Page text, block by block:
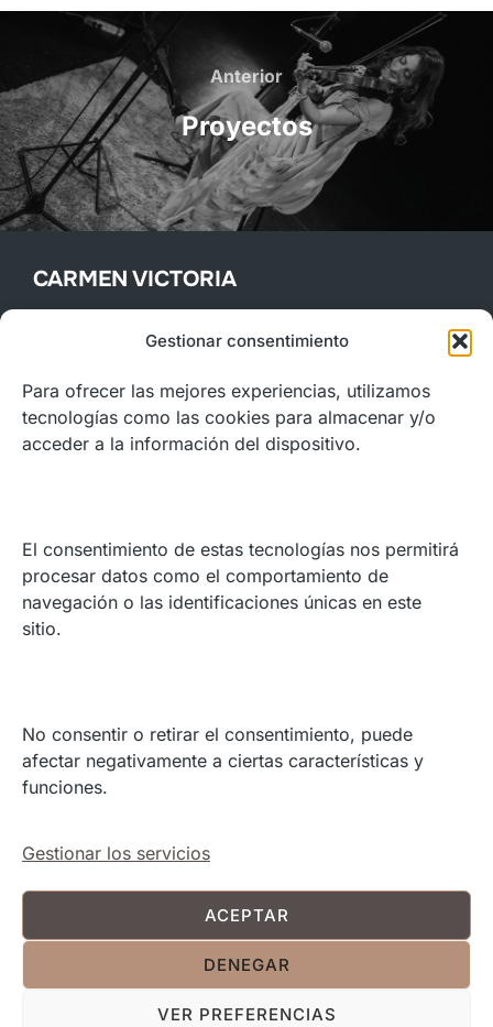
Gestionar consentimiento
Para ofrecer las mejores experiencias, utilizamos
tecnologías como las cookies para almacenar y/o
acceder a la información del dispositivo.
El consentimiento de estas tecnologías nos permitirá
procesar datos como el comportamiento de
navegación o las identificaciones únicas en este
sitio.
No consentir o retirar el consentimiento, puede
afectar negativamente a ciertas características y
funciones.
Gestionar los servicios
ACEPTAR
DENEGAR
VER PREFERENCIAS
Navegación
de
entradas
Anterior
Anterior
Proyectos
CARMEN VICTORIA
Violinista de trayectoria internacional en Europa y América,
con experiencia en la Filarmónica de Berlín, Festival
Auditorio Nacional de la Música de Madrid.
Madrid, España.
Europa.
Contacto
Política de Cookies
Términos y condiciones
Instagram